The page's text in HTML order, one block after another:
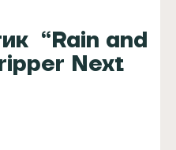
“Rain and
Next